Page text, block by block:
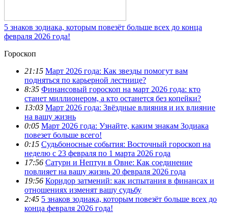
5 знаков зодиака, которым повезёт больше всех до конца
февраля 2026 года!
Гороскоп
21:15 Март 2026 года: Как звезды помогут вам
подняться по карьерной лестнице?
8:35 Финансовый гороскоп на март 2026 года: кто
станет миллионером, а кто останется без копейки?
13:03 Март 2026 года: Звёздные влияния и их влияние
на вашу жизнь
0:05 Март 2026 года: Узнайте, каким знакам Зодиака
повезет больше всего!
0:15 Судьбоносные события: Восточный гороскоп на
неделю с 23 февраля по 1 марта 2026 года
17:56 Сатурн и Нептун в Овне: Как соединение
повлияет на вашу жизнь 20 февраля 2026 года
19:56 Коридор затмений: как испытания в финансах и
отношениях изменят вашу судьбу
2:45 5 знаков зодиака, которым повезёт больше всех до
конца февраля 2026 года!